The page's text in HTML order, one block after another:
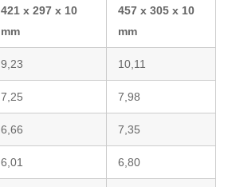
421 x 297 x 10
mm
457 x 305 x 10
mm
9,23 10,11
7,25 7,98
6,66 7,35
6,01 6,80